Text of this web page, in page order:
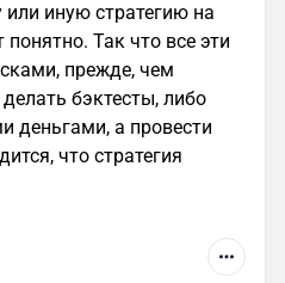
иную стратегию на
Так что все эти
прежде, чем
бэктесты, либо
деньгами, а провести
что стратегия